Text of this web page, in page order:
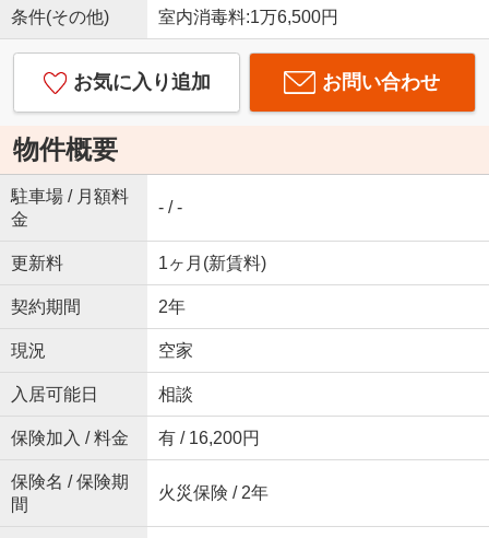
条件(その他) 室内消毒料:1万6,500円
お気に入り追加 お問い合わせ
物件概要
駐車場 / 月額料
金
- / -
更新料 1ヶ月(新賃料)
契約期間 2年
現況 空家
入居可能日 相談
保険加入 / 料金 有 / 16,200円
保険名 / 保険期
間
火災保険 / 2年